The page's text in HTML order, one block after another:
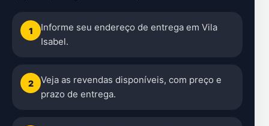
1
Informe seu endereço de entrega em Vila
Isabel.
2
Veja as revendas disponíveis, com preço e
prazo de entrega.